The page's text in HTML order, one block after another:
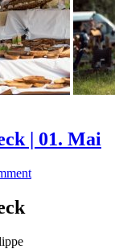
| 01. Mai